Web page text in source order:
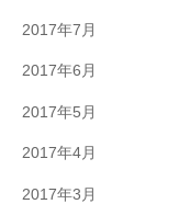
2017年7月
2017年6月
2017年5月
2017年4月
2017年3月